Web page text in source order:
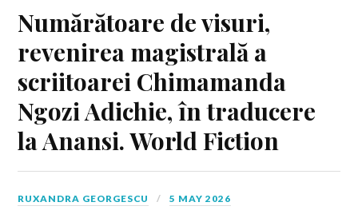
Numărătoare de visuri,
revenirea magistrală a
scriitoarei Chimamanda
Ngozi Adichie, în traducere
la Anansi. World Fiction
RUXANDRA GEORGESCU 5 MAY 2026